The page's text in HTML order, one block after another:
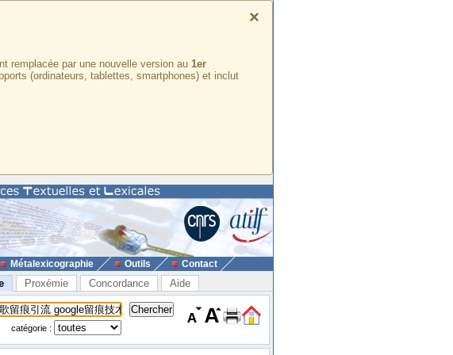
×
remplacée par une nouvelle version au 1er
(ordinateurs, tablettes, smartphones) et inclut
Métalexicographie Outils Contact
Proxémie Concordance Aide
catégorie :